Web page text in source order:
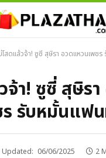
โสดแล้วจ้า! ซูซี่ สุษิรา อวดแหวนเพช
จ้า! ซูซี่ สุษิร
รับหมั้นแฟ
Updated: 06/06/2025 2